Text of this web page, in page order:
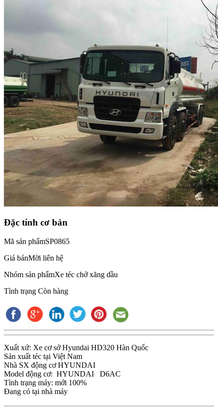
Đặc tính cơ bản
Mã sản phẩmSP0865
Giá bánMời liên hệ
Nhóm sản phẩmXe téc chở xăng dầu
Tình trạng Còn hàng
Xuất xứ: Xe cơ sở Hyundai HD320 Hàn Quốc
Sản xuất téc tại Việt Nam
Nhà SX động cơ HYUNDAI
Model động cơ: HYUNDAI D6AC
Tình trạng máy: mới 100%
Đang có tại nhà máy